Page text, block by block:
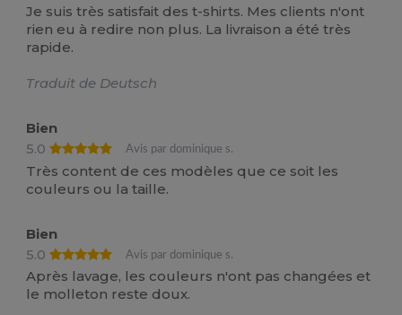
Je suis très satisfait des t-shirts. Mes clients n'ont
rien eu à redire non plus. La livraison a été très
rapide.
Traduit de Deutsch
Bien
5.0
Avis par dominique s.
Très content de ces modèles que ce soit les
couleurs ou la taille.
Bien
5.0
Avis par dominique s.
Après lavage, les couleurs n'ont pas changées et
le molleton reste doux.